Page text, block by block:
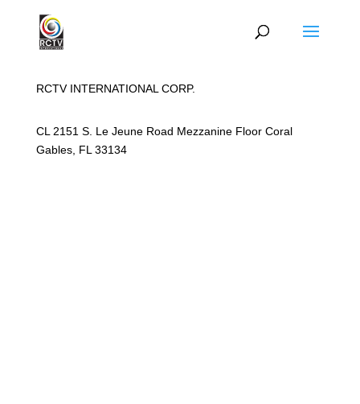
RCTV INTERNATIONAL CORP.
CL 2151 S. Le Jeune Road Mezzanine Floor Coral
Gables, FL 33134